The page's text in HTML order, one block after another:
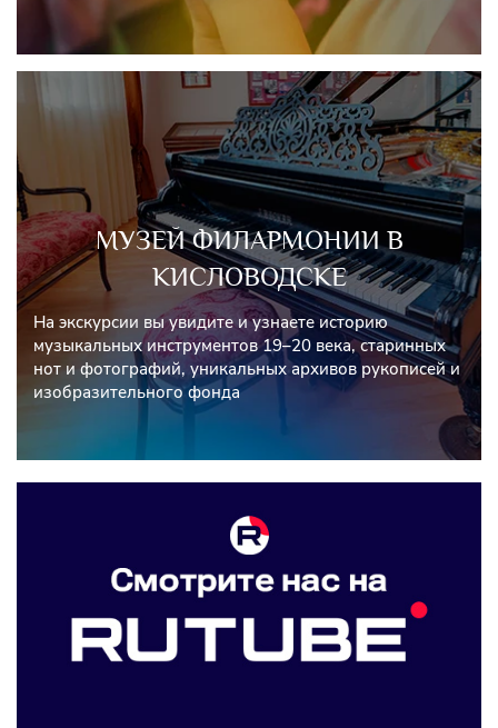
МУЗЕЙ ФИЛАРМОНИИ В
КИСЛОВОДСКЕ
На экскурсии вы увидите и узнаете историю
музыкальных инструментов 19–20 века, старинных
нот и фотографий, уникальных архивов рукописей и
изобразительного фонда